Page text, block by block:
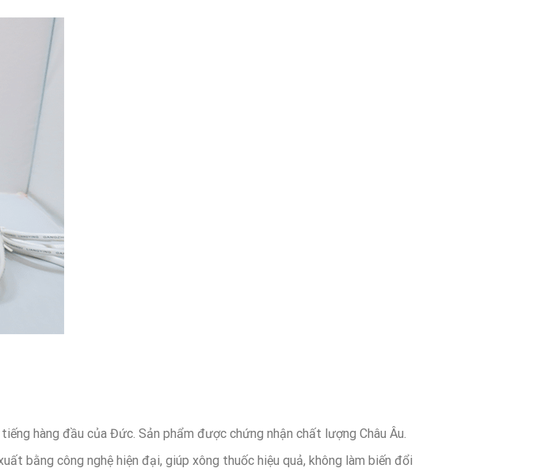
hàng đầu của Đức. Sản phẩm được chứng nhận chất lượng Châu Âu.
bằng công nghệ hiện đại, giúp xông thuốc hiệu quả, không làm biến đổi